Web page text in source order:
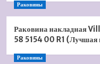
Раковины
Раковина накладная
58 5154 00 R1 (Лучшая
Раковины